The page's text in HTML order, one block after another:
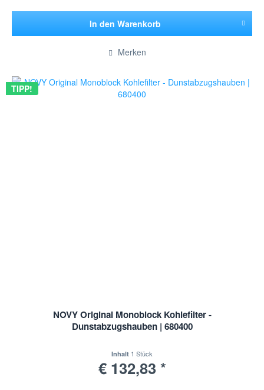
In den Warenkorb
Hinzugefügt
Merken
TIPP!
NOVY Original Monoblock Kohlefilter -
Dunstabzugshauben | 680400
Inhalt 1 Stück
€ 132,83 *